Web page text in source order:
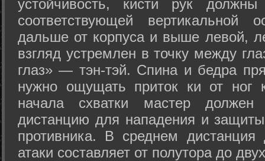
устойчивость, кисти рук
соответствующей
дальше от корпуса и выше левой,
взгляд устремлен в точку между
глаз» — тэн-тэй. Спина и бедра
нужно ощущать приток ки от
начала схватки мастер должен
дистанцию для нападения и
противника. В среднем
атаки составляет от полутора до